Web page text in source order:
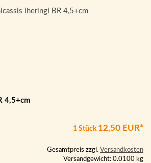
4,5+cm
1 Stück 12,50 EUR*
Gesamtpreis zzgl. Versandkosten
Versandgewicht: 0.0100 kg